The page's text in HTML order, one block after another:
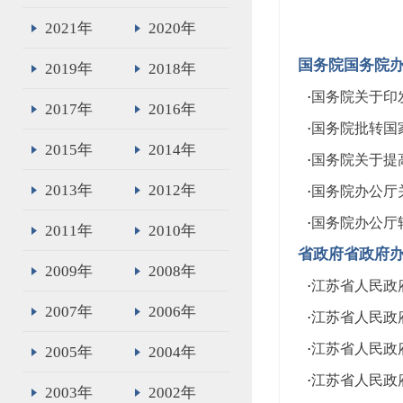
2021年 2020年
2019年 2018年
2017年 2016年
2015年 2014年
2013年 2012年
2011年 2010年
2009年 2008年
2007年 2006年
2005年 2004年
2003年 2002年
国务院国务院
·国务院关于
·国务院批转国
·国务院关于
·国务院办公
·国务院办公
省政府省政府
·江苏省人民政
·江苏省人民政
·江苏省人民政
·江苏省人民政